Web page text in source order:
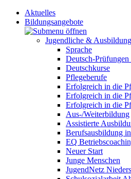
Aktuelles
Bildungsangebote
Jugendliche & Ausbildung
Sprache
Deutsch-Prüfungen
Deutschkurse
Pflegeberufe
Erfolgreich in die
Erfolgreich in die
Erfolgreich in die
Aus-/Weiterbildung
Assistierte
Berufsausbildung
EQ
Neuer Start
Junge Menschen
JugendNetz